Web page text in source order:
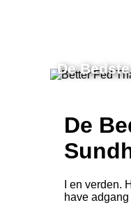
De
De
I en verden.
have